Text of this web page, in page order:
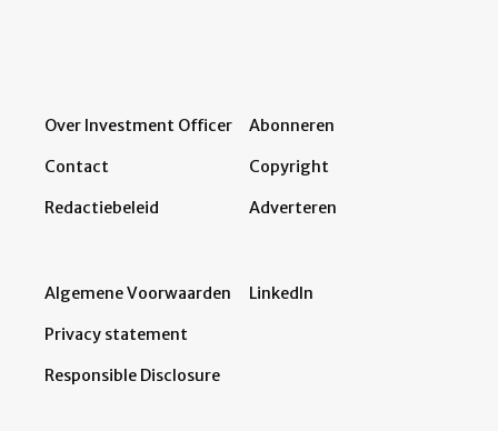
Over Investment Officer
Contact
Redactiebeleid
Abonneren
Copyright
Adverteren
Algemene Voorwaarden
Privacy statement
Responsible Disclosure
LinkedIn